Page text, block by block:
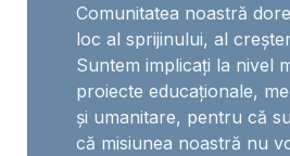
Comunitatea noastră
loc al sprijinului, al
Suntem implicați la nivel
proiecte educaționale,
și umanitare, pentru că
că misiunea noastră nu